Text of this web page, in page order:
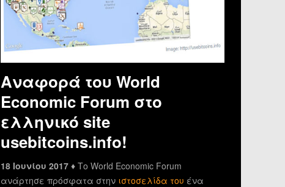
Αναφορά του World
Economic Forum στο
ελληνικό site
usebitcoins.info!
18 Ιουνίου 2017 ♦ Το World Economic Forum
ανάρτησε πρόσφατα στην ιστοσελίδα του ένα